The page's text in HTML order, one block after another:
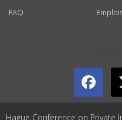
FAQ
Hague Conference on Private